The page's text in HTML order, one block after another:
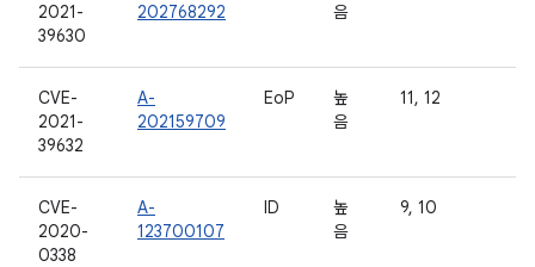
2021-
39630
202768292
음
CVE-
2021-
39632
A-
202159709
EoP
높
음
11, 12
CVE-
2020-
0338
A-
123700107
ID
높
음
9, 10